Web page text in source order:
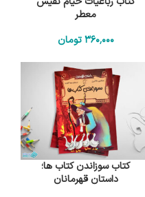
معطر
360٬000 تومان
کتاب سوزاندن کتاب ها؛
داستان قهرمانان